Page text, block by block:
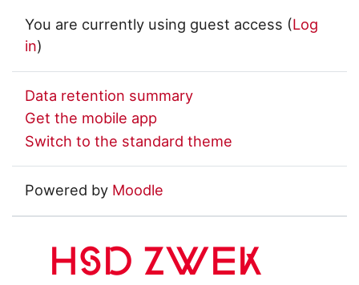
You are currently using guest access (Log
in)
Data retention summary
Get the mobile app
Switch to the standard theme
Powered by Moodle
HSD ZWEK